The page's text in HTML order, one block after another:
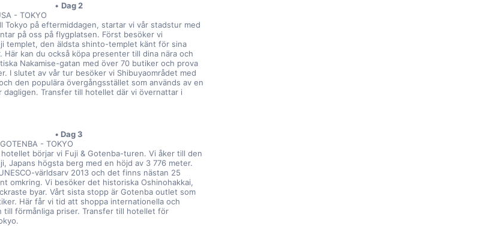
Dag 2
- TOKYO
Tokyo på eftermiddagen, startar vi vår stadstur med
på oss på flygplatsen. Först besöker vi
templet, den äldsta shinto-templet känt för sina
Här kan du också köpa presenter till dina nära och
Nakamise-gatan med över 70 butiker och prova
I slutet av vår tur besöker vi Shibuyaområdet med
den populära övergångsstället som används av en
dagligen. Transfer till hotellet där vi övernattar i
Dag 3
- TOKYO
börjar vi Fuji & Gotenba-turen. Vi åker till den
Japans högsta berg med en höjd av 3 776 meter.
världsarv 2013 och det finns nästan 25
omkring. Vi besöker det historiska Oshinohakkai,
byar. Vårt sista stopp är Gotenba outlet som
Här får vi tid att shoppa internationella och
till förmånliga priser. Transfer till hotellet för